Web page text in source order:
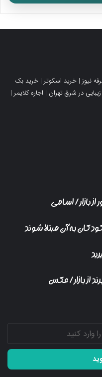
نیوز | خرید اسکوتر | خرید بک
در شرق تهران | اجاره کلایمر |
به آن مبتلا شوند
از بازار/ عکس